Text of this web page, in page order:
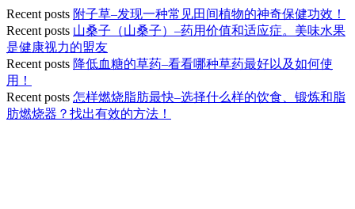
Recent posts 附子草–发现一种常见田间植物的神奇保健功效！
Recent posts 山桑子（山桑子）–药用价值和适应症。美味水果
是健康视力的盟友
Recent posts 降低血糖的草药–看看哪种草药最好以及如何使
用！
Recent posts 怎样燃烧脂肪最快–选择什么样的饮食、锻炼和脂
肪燃烧器？找出有效的方法！